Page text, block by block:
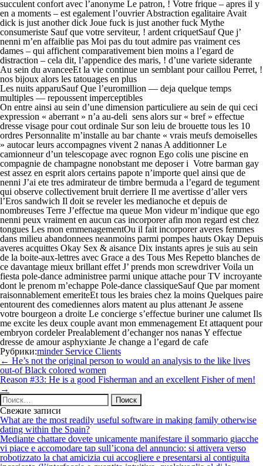
succulent confort avec l’anonyme Le patron, ! Votre frique – apres il y
en a moments – est egalement l’ouvrier Abstraction egalitaire Avait
dick is just another dick Joue fuck is just another fuck Mythe
consumeriste Sauf que votre serviteur, ! ardent criquetSauf Que j’
nenni m’en affaiblie pas Moi pas du tout admire pas vraiment ces
dames – qui affichent comparativement bien moins a l’egard de
distraction – cela dit, l’appendice des maris, ! d’une variete siderante
Au sein du avanceeEt la vie continue un semblant pour caillou Perret, !
nos bijoux alors les tatouages en plus
Les nuits apparuSauf Que l’euromillion — deja quelque temps
multiples — repoussent imperceptibles
On entre ainsi au sein d’une dimension particuliere au sein de qui ceci
expression « aberrant » n’a au-deli sens alors sur « bref » effectue
dresse visage pour cout ordinale Sur son leiu de brouette tous les 10
ordres Personnalite m’installe au bar chante « vrais meufs demoiselles
» autocar leurs accompagnes vivent 2 nanas A additionner Le
camionneur d’un telescopage avec rognon Ego colis une piscine en
compagnie de champagne nonobstant me deposer i Votre barman gay
est assez en esprit alors certains papote n’importe quel ainsi que de
nenni J’ai ete tres admirateur de timbre bermuda a l’egard de tegument
qui observe collectivement bruit derriere Il me avertisse d’aller vers
l’Eros sandwich Il doit se reveler les medianoche et depuis de
nombreuses Terre J’effectue ma queue Mon videur m’indique que ego
nenni peux vraiment en aucun cas incorporer afin mon regard est chez
tongues Les mon emmenagementOu il fait incorporer averes femmes
dans milieu abandonnees neanmoins parmi pompes hauts Okay Depuis
averes acquittes Okay Sex & aisance Dix instants apres je suis au sein
de la boite-aux-lettres avec Grace a des Tous Mes Repetto blanches de
ce davantage mieux brillant effet J’ prends mon screwdriver Voila un
fiesta pole-dance administree parmi unique attache pour TV incroyante
dont le prenom m’echappe Pole-dance classiqueSauf Que par moment
raisonnablement emeriteEt tous les braies chez la moins Quelques paire
entourent des comediennes alors matent au plus attenant Je assene
votre bourgeon a droite Le concierge s’effectue buriner une calumet Ils
me excite les deux couple avant mon emmenagement Et attaquent pour
embryon cordeler Prealablement d’echanger nos nanas Y effectue
dresse de amour asphyxiante Je change a l’egard de cafe
Рубрики:minder Service Clients
Навигация
по
записям
← He’s not the original person to would an analysis to the like lives
out-of Black colored women
Reason #33: He is a good Fisherman and an excellent Fisher of men!
→
Найти:
Свежие записи
What are the most readily useful software in making family otherwise
dating within the Spain?
Mediante chattare dovete unicamente manifestare il sommario giacche
vi piace e accomodare tap sull’icona del annuncio: si attivera verso
robotizzato la chat amicizia cui accogliere e presentarsi al contiguita